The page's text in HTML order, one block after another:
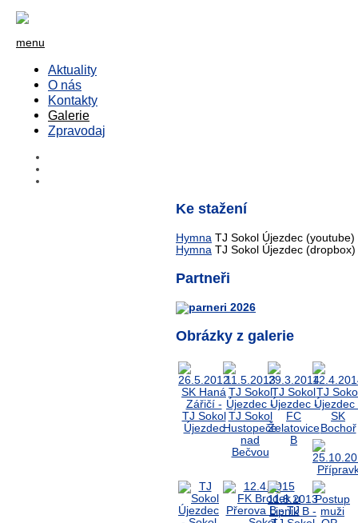
menu
Aktuality
O nás
Kontakty
Galerie
Zpravodaj
Ke stažení
Hymna TJ Sokol Újezdec (youtube)
Hymna TJ Sokol Újezdec (dropbox)
Partneři
Obrázky z galerie